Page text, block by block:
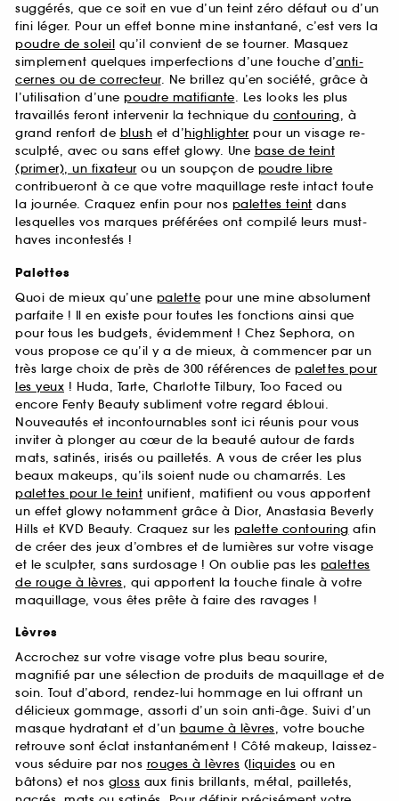
suggérés, que ce soit en vue d’un teint zéro défaut ou d’un
fini léger. Pour un effet bonne mine instantané, c’est vers la
poudre de soleil qu’il convient de se tourner. Masquez
simplement quelques imperfections d’une touche d’anti-
cernes ou de correcteur. Ne brillez qu’en société, grâce à
l’utilisation d’une poudre matifiante. Les looks les plus
travaillés feront intervenir la technique du contouring, à
grand renfort de blush et d’highlighter pour un visage re-
sculpté, avec ou sans effet glowy. Une base de teint
(primer), un fixateur ou un soupçon de poudre libre
contribueront à ce que votre maquillage reste intact toute
la journée. Craquez enfin pour nos palettes teint dans
lesquelles vos marques préférées ont compilé leurs must-
haves incontestés !
Palettes
Quoi de mieux qu’une palette pour une mine absolument
parfaite ! Il en existe pour toutes les fonctions ainsi que
pour tous les budgets, évidemment ! Chez Sephora, on
vous propose ce qu’il y a de mieux, à commencer par un
très large choix de près de 300 références de palettes pour
les yeux ! Huda, Tarte, Charlotte Tilbury, Too Faced ou
encore Fenty Beauty subliment votre regard ébloui.
Nouveautés et incontournables sont ici réunis pour vous
inviter à plonger au cœur de la beauté autour de fards
mats, satinés, irisés ou pailletés. A vous de créer les plus
beaux makeups, qu’ils soient nude ou chamarrés. Les
palettes pour le teint unifient, matifient ou vous apportent
un effet glowy notamment grâce à Dior, Anastasia Beverly
Hills et KVD Beauty. Craquez sur les palette contouring afin
de créer des jeux d’ombres et de lumières sur votre visage
et le sculpter, sans surdosage ! On oublie pas les palettes
de rouge à lèvres, qui apportent la touche finale à votre
maquillage, vous êtes prête à faire des ravages !
Lèvres
Accrochez sur votre visage votre plus beau sourire,
magnifié par une sélection de produits de maquillage et de
soin. Tout d’abord, rendez-lui hommage en lui offrant un
délicieux gommage, assorti d’un soin anti-âge. Suivi d’un
masque hydratant et d’un baume à lèvres, votre bouche
retrouve sont éclat instantanément ! Côté makeup, laissez-
vous séduire par nos rouges à lèvres (liquides ou en
bâtons) et nos gloss aux finis brillants, métal, pailletés,